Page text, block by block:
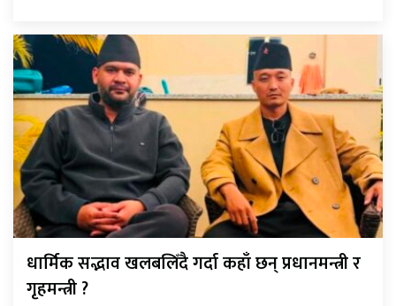
धार्मिक सद्भाव खलबलिँदै गर्दा कहाँ छन् प्रधानमन्त्री र
गृहमन्त्री ?